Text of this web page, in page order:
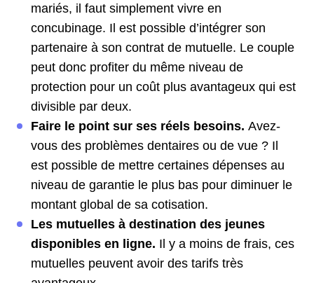
mariés, il faut simplement vivre en
concubinage. Il est possible d’intégrer son
partenaire à son contrat de mutuelle. Le couple
peut donc profiter du même niveau de
protection pour un coût plus avantageux qui est
divisible par deux.
Faire le point sur ses réels besoins. Avez-
vous des problèmes dentaires ou de vue ? Il
est possible de mettre certaines dépenses au
niveau de garantie le plus bas pour diminuer le
montant global de sa cotisation.
Les mutuelles à destination des jeunes
disponibles en ligne. Il y a moins de frais, ces
mutuelles peuvent avoir des tarifs très